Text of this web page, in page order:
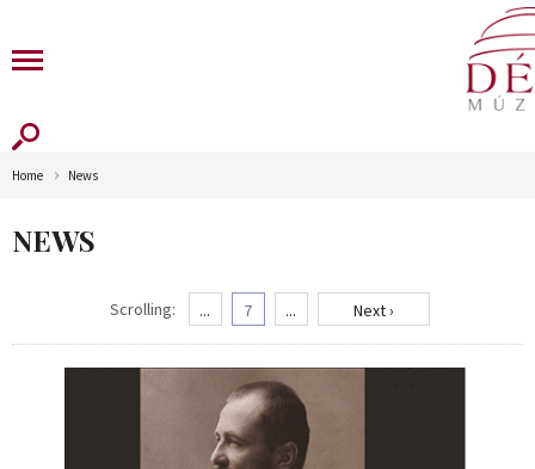
Home News
NEWS
Scrolling: ... 7 ... Next ›